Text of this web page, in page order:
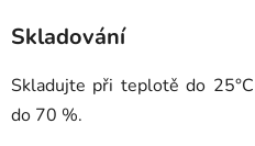
Skladování
Skladujte při teplotě do
do 70 %.